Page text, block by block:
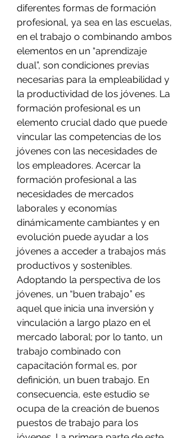
diferentes formas de formación
profesional, ya sea en las escuelas,
en el trabajo o combinando ambos
elementos en un “aprendizaje
dual”, son condiciones previas
necesarias para la empleabilidad y
la productividad de los jóvenes. La
formación profesional es un
elemento crucial dado que puede
vincular las competencias de los
jóvenes con las necesidades de
los empleadores. Acercar la
formación profesional a las
necesidades de mercados
laborales y economías
dinámicamente cambiantes y en
evolución puede ayudar a los
jóvenes a acceder a trabajos más
productivos y sostenibles.
Adoptando la perspectiva de los
jóvenes, un “buen trabajo” es
aquel que inicia una inversión y
vinculación a largo plazo en el
mercado laboral; por lo tanto, un
trabajo combinado con
capacitación formal es, por
definición, un buen trabajo. En
consecuencia, este estudio se
ocupa de la creación de buenos
puestos de trabajo para los